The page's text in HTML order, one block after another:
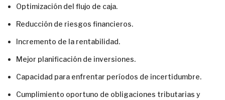
Optimización del flujo de caja.
Reducción de riesgos financieros.
Incremento de la rentabilidad.
Mejor planificación de inversiones.
Capacidad para enfrentar períodos de incertidumbre.
Cumplimiento oportuno de obligaciones tributarias y